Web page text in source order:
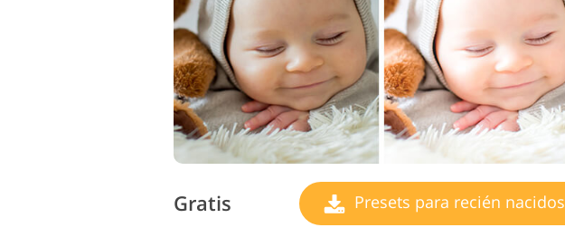
Gratis Presets para recién nacidos